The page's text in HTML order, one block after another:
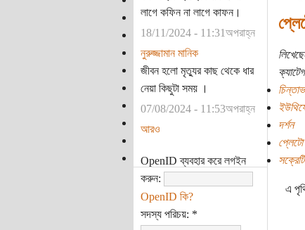
লাগে কফিন না লাগে কাফন।
18/11/2024 - 11:31অপরাহ্ন
নুরুজ্জামান মানিক
জীবন হলো মৃত্যুর কাছ থেকে ধার
নেয়া কিছুটা সময় ।
07/08/2024 - 11:53অপরাহ্ন
আরও
OpenID ব্যবহার করে লগইন
করুন:
OpenID কি?
সদস্য পরিচয়: *
দর্শন
প্লেটো
এ